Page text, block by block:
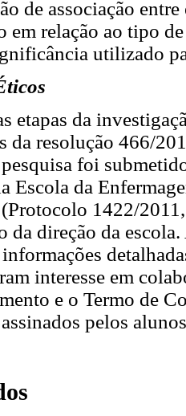
de associação
em relação ao tipo
utilizado
etapas da
da resolução 466/
foi
Escola da
1422/
da direção da
interesse em
e o Termo de
pelos